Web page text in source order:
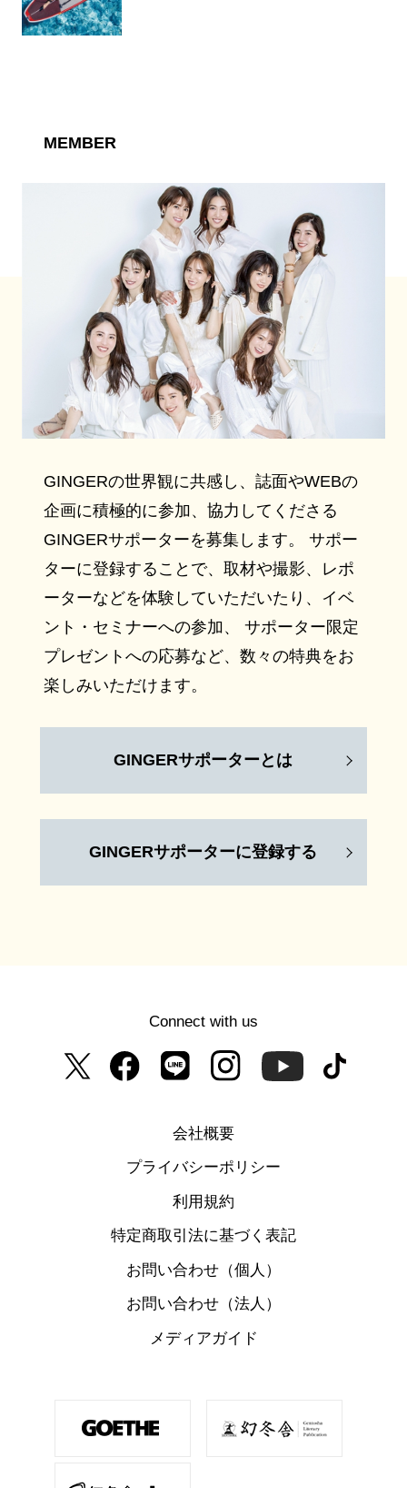
MEMBER
GINGERの世界観に共感し、誌面やWEBの
企画に積極的に参加、協力してくださる
GINGERサポーターを募集します。 サポー
ターに登録することで、取材や撮影、レポ
ーターなどを体験していただいたり、イベ
ント・セミナーへの参加、 サポーター限定
プレゼントへの応募など、数々の特典をお
楽しみいただけます。
GINGERサポーターとは
GINGERサポーターに登録する
Connect with us
会社概要
プライバシーポリシー
利用規約
特定商取引法に基づく表記
お問い合わせ（個人）
お問い合わせ（法人）
メディアガイド